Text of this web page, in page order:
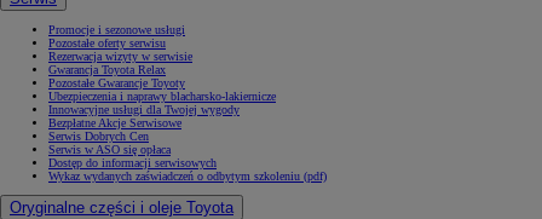
Promocje i sezonowe usługi
Pozostałe oferty serwisu
Rezerwacja wizyty w serwisie
Gwarancja Toyota Relax
Pozostałe Gwarancje Toyoty
Ubezpieczenia i naprawy blacharsko-lakiernicze
Innowacyjne usługi dla Twojej wygody
Bezpłatne Akcje Serwisowe
Serwis Dobrych Cen
Serwis w ASO się opłaca
Dostęp do informacji serwisowych
Wykaz wydanych zaświadczeń o odbytym szkoleniu (pdf)
Oryginalne części i oleje Toyota